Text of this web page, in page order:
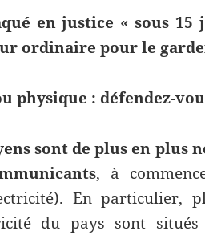
en justice « sous 15
ordinaire pour le
physique : défendez-
sont de plus en plus
, à
En particulier,
du pays sont